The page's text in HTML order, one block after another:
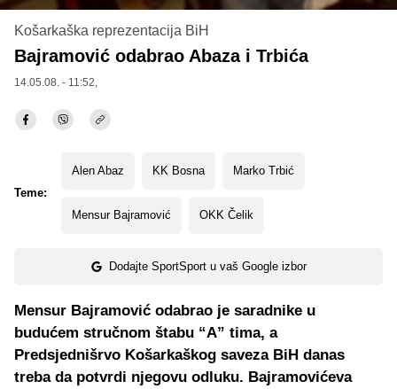
Košarkaška reprezentacija BiH
Bajramović odabrao Abaza i Trbića
14.05.08. - 11:52,
Teme:
Alen Abaz KK Bosna Marko Trbić
Mensur Bajramović OKK Čelik
Dodajte SportSport u vaš Google izbor
Mensur Bajramović odabrao je saradnike u
budućem stručnom štabu “A” tima, a
Predsjednišrvo Košarkaškog saveza BiH danas
treba da potvrdi njegovu odluku. Bajramovićeva